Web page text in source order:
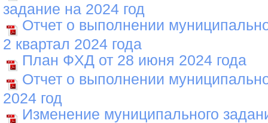
задание на 2024 год
Отчет о выполнении
2 квартал 2024 года
План ФХД от 28 июня 2024 года
Отчет о выполнении
2024 год
Изменение муниципального